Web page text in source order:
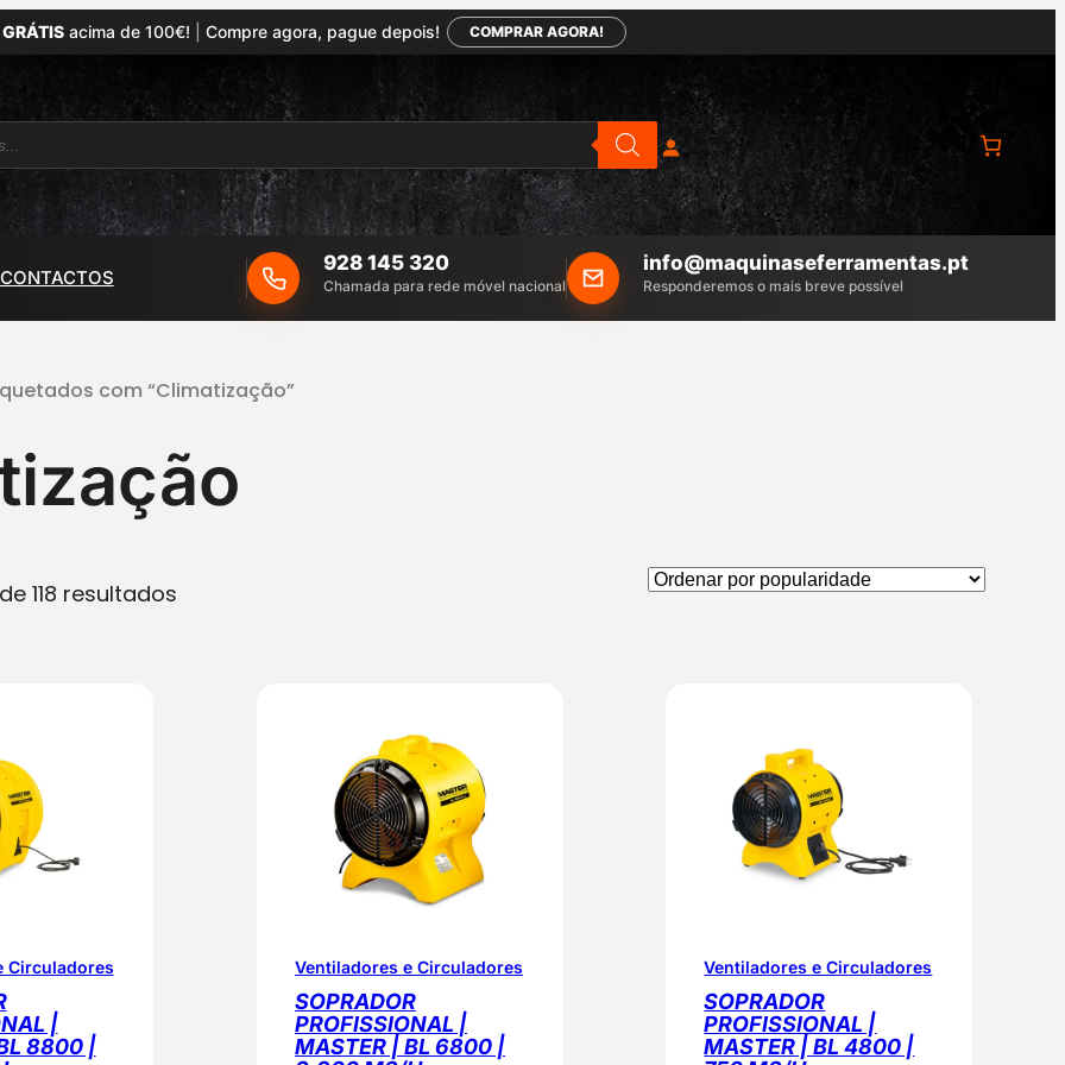
acima de 100€! Compre agora, pague depois! COMPRAR AGORA!
CONTACTOS
928 145 320
Chamada para rede móvel nacional
info@maquinaseferramentas.pt
Responderemos o mais breve possível
com “Climatização”
118 resultadosO
Circuladores
|
8800 |
Ventiladores e Circuladores
SOPRADOR
PROFISSIONAL |
MASTER | BL 6800 |
Ventiladores e Circuladores
SOPRADOR
PROFISSIONAL |
MASTER | BL 4800 |